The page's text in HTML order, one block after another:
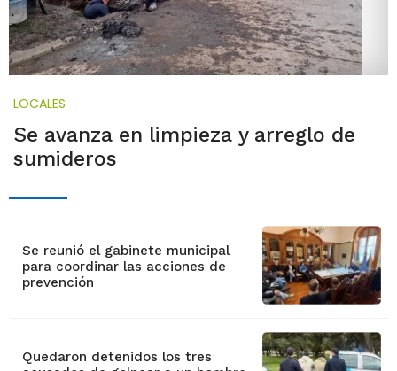
LOCALES
Se avanza en limpieza y arreglo de
sumideros
Se reunió el gabinete municipal
para coordinar las acciones de
prevención
Quedaron detenidos los tres